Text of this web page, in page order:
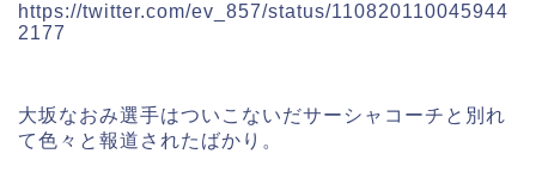
https://twitter.com/ev_857/status/110820110045944
2177
大坂なおみ選手はついこないだサーシャコーチと別れ
て色々と報道されたばかり。